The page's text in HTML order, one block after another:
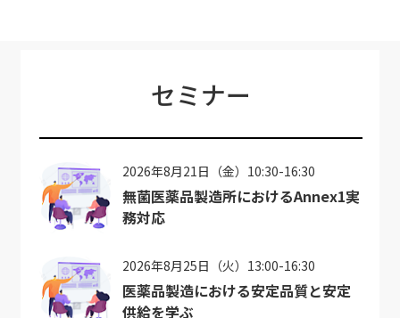
セミナー
2026年8月21日（金）10:30-16:30
無菌医薬品製造所におけるAnnex1実
務対応
2026年8月25日（火）13:00-16:30
医薬品製造における安定品質と安定
供給を学ぶ